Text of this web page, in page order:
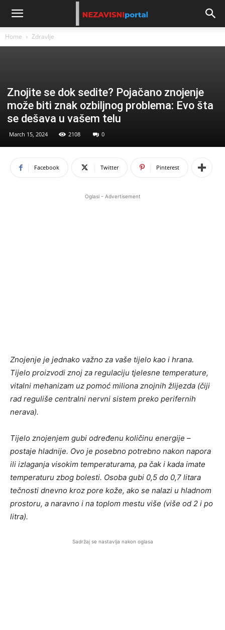
Home Zdravlje
Znojite se dok sedite? Pojačano znojenje
može biti znak ozbiljnog problema: Evo šta
se dešava u vašem telu
March 15, 2024 2108 0
Facebook Twitter Pinterest
Oglasi - Advertisement
Znojenje je jednako važno za vaše tijelo kao i hrana.
Tijelo proizvodi znoj za regulaciju tjelesne temperature,
vitalni mehanizam uz pomoć miliona znojnih žlijezda (čiji
rad reguliše centralni nervni sistem preko perifernih
nerava).
Tijelo znojenjem gubi određenu količinu energije –
postaje hladnije. Ovo je posebno potrebno nakon napora
ili izlaganja visokim temperaturama, pa čak i kada imate
temperaturu zbog bolesti. Osoba gubi 0,5 do 0,7 litara
tečnosti dnevno kroz pore kože, ako se nalazi u hladnom
prostoru, a naravno i na toplom mestu više (više od 2 i po
litra).
Sadržaj se nastavlja nakon oglasa